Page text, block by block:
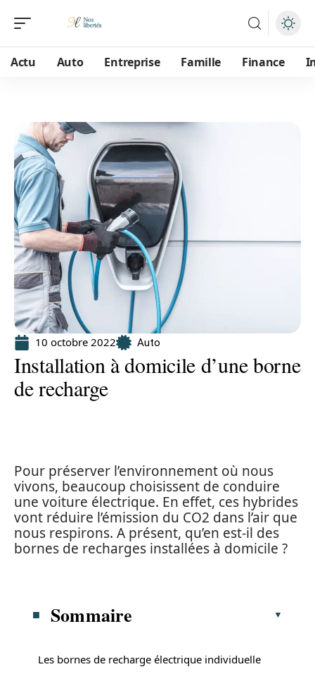
Actu Auto Entreprise Famille Finance
10 octobre 2022 Auto
Installation à domicile d’une borne
de recharge
Pour préserver l’environnement où nous
vivons, beaucoup choisissent de conduire
une voiture électrique. En effet, ces hybrides
vont réduire l’émission du CO2 dans l’air que
nous respirons. A présent, qu’en est-il des
bornes de recharges installées à domicile ?
Sommaire
Les bornes de recharge électrique individuelle